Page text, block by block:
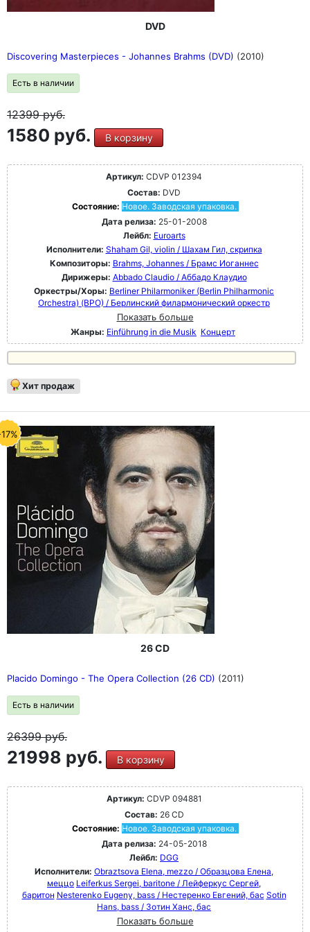
DVD
Discovering Masterpieces - Johannes Brahms (DVD) (2010)
Есть в наличии
12399руб.
1580 руб. В корзину
Артикул: CDVP 012394
Состав: DVD
Состояние: Новое. Заводская упаковка.
Дата релиза: 25-01-2008
Лейбл: Euroarts
Исполнители: Shaham Gil, violin / Шахам Гил, скрипка
Композиторы: Brahms, Johannes / Брамс Иоганнес
Дирижеры: Abbado Claudio / Аббадо Клаудио
Оркестры/Хоры: Berliner Philarmoniker (Berlin Philharmonic
Orchestra) (BPO) / Берлинский филармонический оркестр
Показать больше
Жанры: Einführung in die Musik Концерт
Хит продаж
26 CD
Placido Domingo - The Opera Collection (26 CD) (2011)
Есть в наличии
26399руб.
21998 руб. В корзину
Артикул: CDVP 094881
Состав: 26 CD
Состояние: Новое. Заводская упаковка.
Дата релиза: 24-05-2018
Лейбл: DGG
Исполнители: Obraztsova Elena, mezzo / Образцова Елена,
меццо Leiferkus Sergei, baritone / Лейферкус Сергей,
баритон Nesterenko Eugeny, bass / Нестеренко Евгений, бас Sotin
Hans, bass / Зотин Ханс, бас
Показать больше